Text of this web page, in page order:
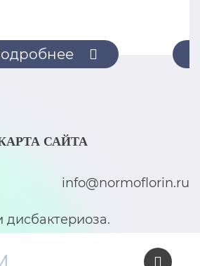
САЙТА
info@normoflorin.ru